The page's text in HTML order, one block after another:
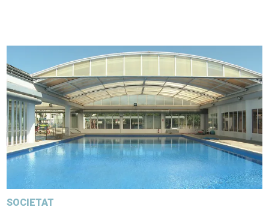
SOCIETAT